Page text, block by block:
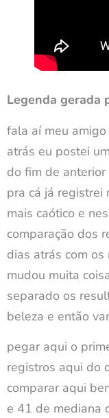
Legenda gerada
fala aí meu
atrás eu postei
do fim de
pra cá já registrei
mais caótico e
comparação dos
dias atrás com
mudou muita
separado os
beleza e então
pegar aqui o
registros aqui do
comparar aqui
e 41 de mediana